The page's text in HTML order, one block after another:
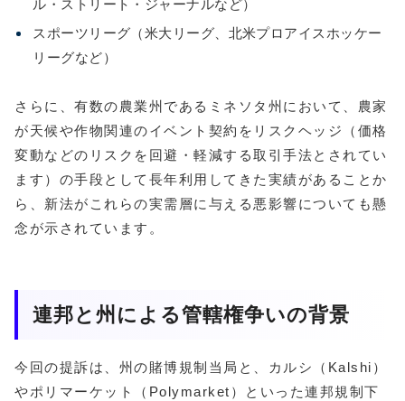
ル・ストリート・ジャーナルなど）
スポーツリーグ（米大リーグ、北米プロアイスホッケー
リーグなど）
さらに、有数の農業州であるミネソタ州において、農家
が天候や作物関連のイベント契約をリスクヘッジ（価格
変動などのリスクを回避・軽減する取引手法とされてい
ます）の手段として長年利用してきた実績があることか
ら、新法がこれらの実需層に与える悪影響についても懸
念が示されています。
連邦と州による管轄権争いの背景
今回の提訴は、州の賭博規制当局と、カルシ（Kalshi）
やポリマーケット（Polymarket）といった連邦規制下